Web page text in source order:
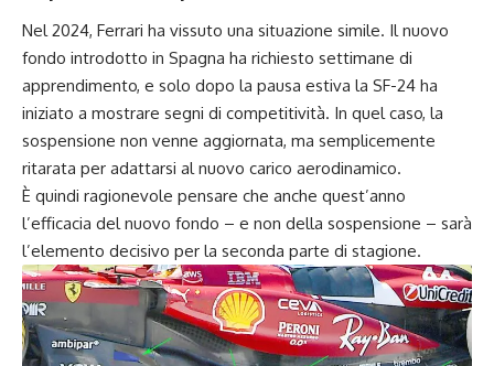
Nel 2024, Ferrari ha vissuto una situazione simile. Il nuovo
fondo introdotto in Spagna ha richiesto settimane di
apprendimento, e solo dopo la pausa estiva la SF-24 ha
iniziato a mostrare segni di competitività. In quel caso, la
sospensione non venne aggiornata, ma semplicemente
ritarata per adattarsi al nuovo carico aerodinamico.
È quindi ragionevole pensare che anche quest’anno
l’efficacia del nuovo fondo – e non della sospensione – sarà
l’elemento decisivo per la seconda parte di stagione.